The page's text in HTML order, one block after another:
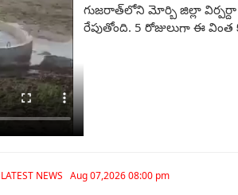
గుజరాత్‌లోని మోర్బి జిల్లా
రేపుతోంది. 5 రోజులుగా ఈ
LATEST NEWS Aug 07,2026 08:00 pm